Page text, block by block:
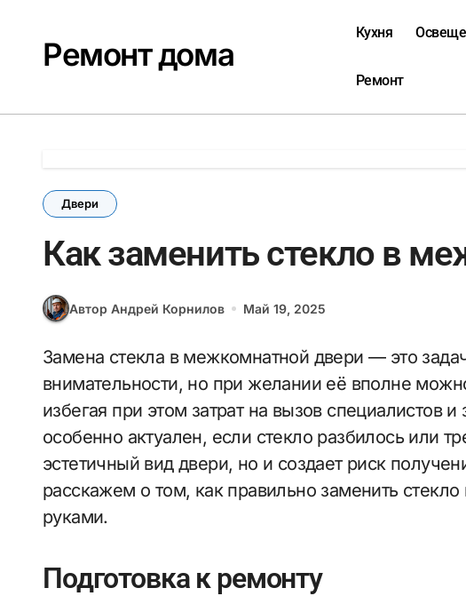
содержаниюРемонт дома
Кухня
Ремонт
Двери
Как заменить стекло в
Автор Андрей Корнилов Май 19, 2025
Замена стекла в межкомнатной двери — это задача, которая требует аккуратности и
внимательности, но при желании её вполне
избегая при этом затрат на вызов специалистов
особенно актуален, если стекло разбилось или
эстетичный вид двери, но и создает риск
расскажем о том, как правильно заменить
руками.
Подготовка к ремонту